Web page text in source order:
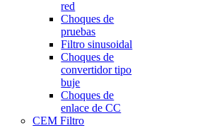
red
Choques de
pruebas
Filtro sinusoidal
Choques de
convertidor tipo
buje
Choques de
enlace de CC
CEM Filtro